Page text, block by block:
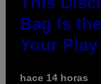
Bag Is
Your
hace 14 horas